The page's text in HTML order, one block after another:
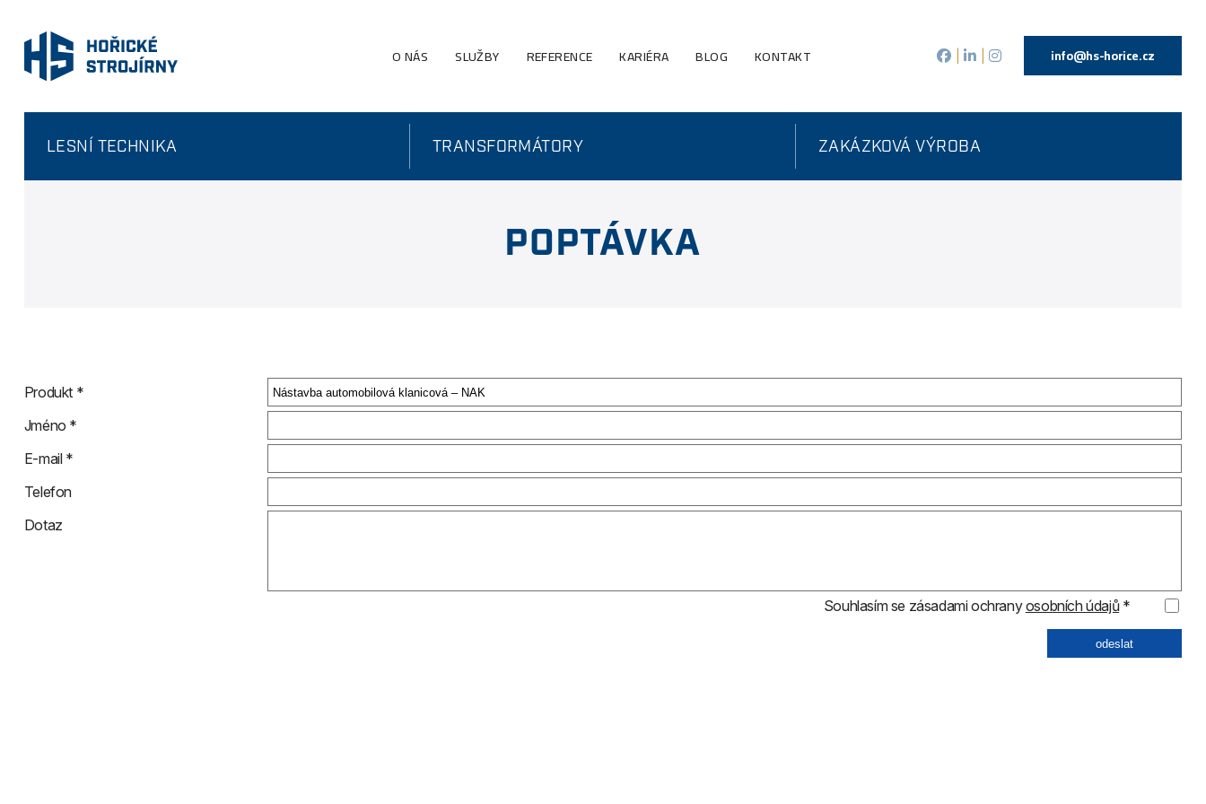
O NÁS SLUŽBY REFERENCE KARIÉRA BLOG KONTAKT info@hs-horice.cz
LESNÍ TECHNIKA TRANSFORMÁTORY ZAKÁZKOVÁ VÝROBA
POPTÁVKA
Produkt *
Jméno *
E-mail *
Telefon
Dotaz
Souhlasím se zásadami ochranyosobních údajů*
odeslat